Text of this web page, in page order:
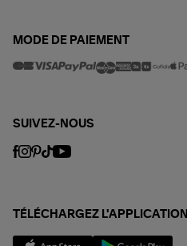
MODE DE PAIEMENT
SUIVEZ-NOUS
TÉLÉCHARGEZ L'APPLICATION